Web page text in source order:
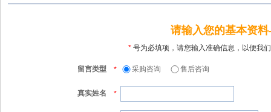
请输入您的基本资
* 号为必填项，请您输入准确信息，以便我
留言类型 * 采购咨询 售后咨询
真实姓名 *